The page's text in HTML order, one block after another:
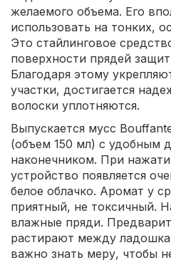
желаемого объема. Его
использовать на тонких,
Это стайлинговое
поверхности прядей
Благодаря этому
участки, достигается
волоски уплотняются.
Выпускается мусс
(объем 150 мл) с удобным
наконечником. При
устройство появляется
белое облачко. Аромат у
приятный, не токсичный.
влажные пряди.
растирают между
важно знать меру, чтобы